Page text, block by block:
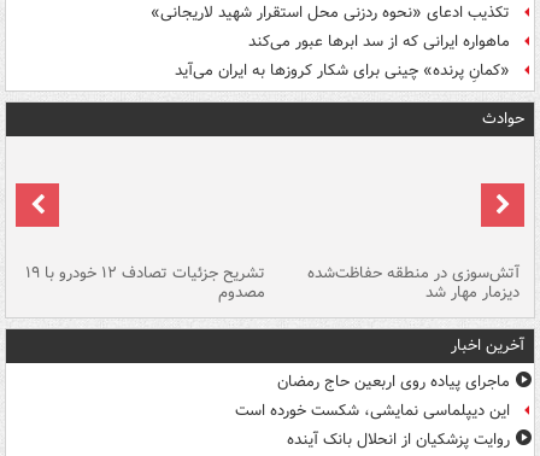
تکذیب ادعای «نحوه ردزنی محل استقرار شهید لاریجانی»
ماهواره ایرانی که از سد ابرها عبور می‌کند
«کمانِ پرنده» چینی برای شکار کروزها به ایران می‌آید
حوادث
آتش‌سوزی در منطقه حفاظت‌شده
دیزمار مهار شد
تشریح جزئیات تصادف ۱۲ خودرو با ۱۹
مصدوم
آخرین اخبار
ماجرای پیاده روی اربعین حاج رمضان
این دیپلماسی نمایشی، شکست خورده است
روایت پزشکیان از انحلال بانک آینده